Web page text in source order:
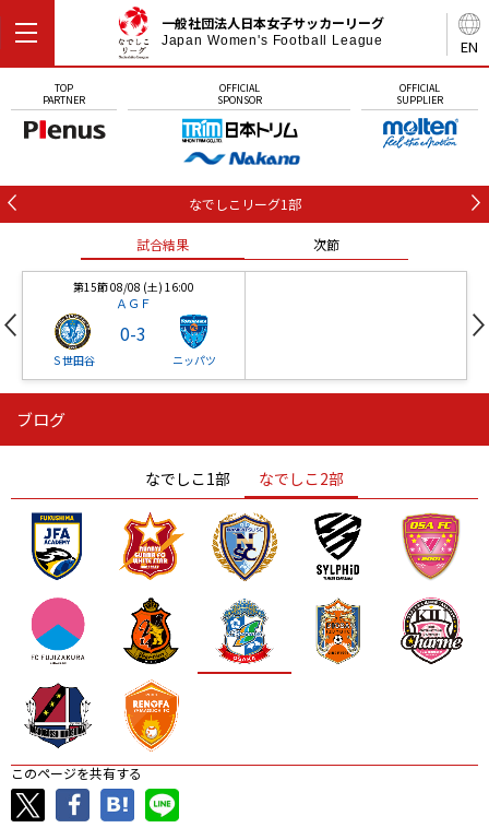
EN
一般社団法人日本女子サッカーリーグ
Japan Women's Football League
TOP
PARTNER
OFFICIAL
SPONSOR
OFFICIAL
SUPPLIER
なでしこリーグ1部
試合結果 次節
第15節 08/08 (土) 16:00
ＡＧＦ
Ｓ世田谷
0-3
ニッパツ
ニッパツ
ニッパツ 名古屋
石人の星
静岡 愛媛Ｌ
ブログ
なでしこ1部 なでしこ2部
このページを共有する